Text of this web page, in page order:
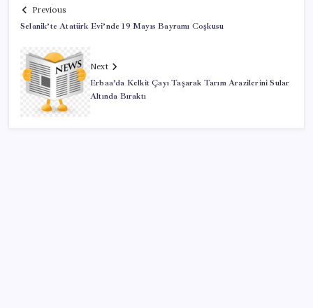
Previous
Selanik’te Atatürk Evi’nde 19 Mayıs Bayramı Coşkusu
Next
Erbaa’da Kelkit Çayı Taşarak Tarım Arazilerini Sular
Altında Bıraktı